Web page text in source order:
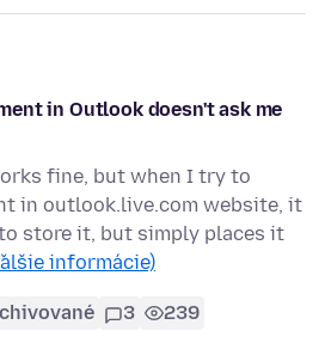
in Outlook doesn't ask me
fine, but when I try to
in outlook.live.com website, it
store it, but simply places it
informácie)
3 239